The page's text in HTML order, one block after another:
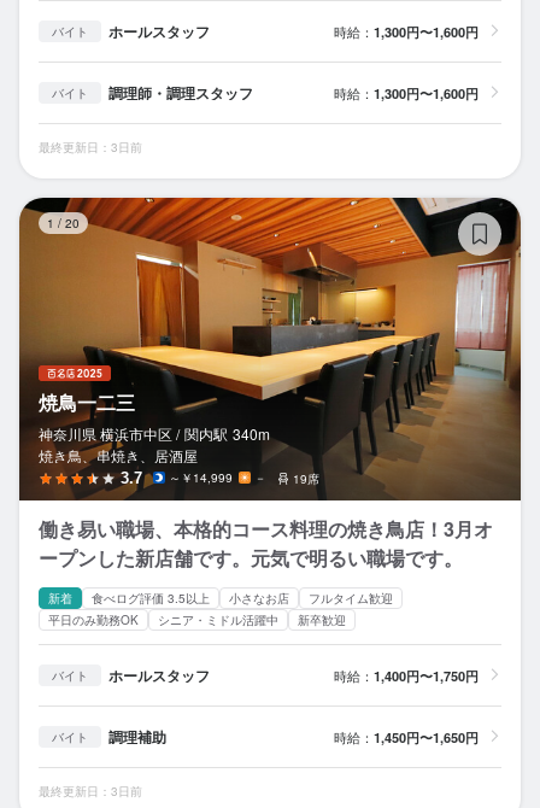
バイト ホールスタッフ 時給： 1,300円〜1,600円
バイト 調理師・調理スタッフ 時給： 1,300円〜1,600円
最終更新日：3日前
1 / 20
焼鳥一二三
神奈川県 横浜市中区 / 関内駅 340m
焼き鳥、串焼き、居酒屋
3.7 ～￥14,999 － 19席
働き易い職場、本格的コース料理の焼き鳥店！3月オ
ープンした新店舗です。元気で明るい職場です。
新着 食べログ評価 3.5以上 小さなお店
フルタイム歓迎
平日のみ勤務OK
シニア・ミドル活躍中 新卒歓迎
バイト ホールスタッフ 時給： 1,400円〜1,750円
バイト 調理補助 時給： 1,450円〜1,650円
最終更新日：3日前